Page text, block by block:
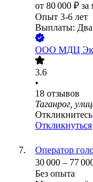
от 80 000 ₽ за
Опыт 3-6 лет
Выплаты: Два
ООО МДЦ
3.6
•
18 отзывов
Таганрог,
Откликнуться
Оператор
30 000 – 77
Без опыта